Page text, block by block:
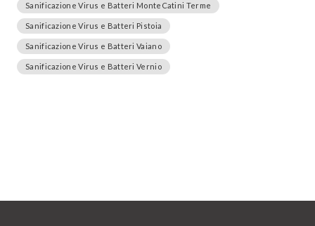
Sanificazione Virus e Batteri MonteCatini Terme
Sanificazione Virus e Batteri Pistoia
Sanificazione Virus e Batteri Vaiano
Sanificazione Virus e Batteri Vernio